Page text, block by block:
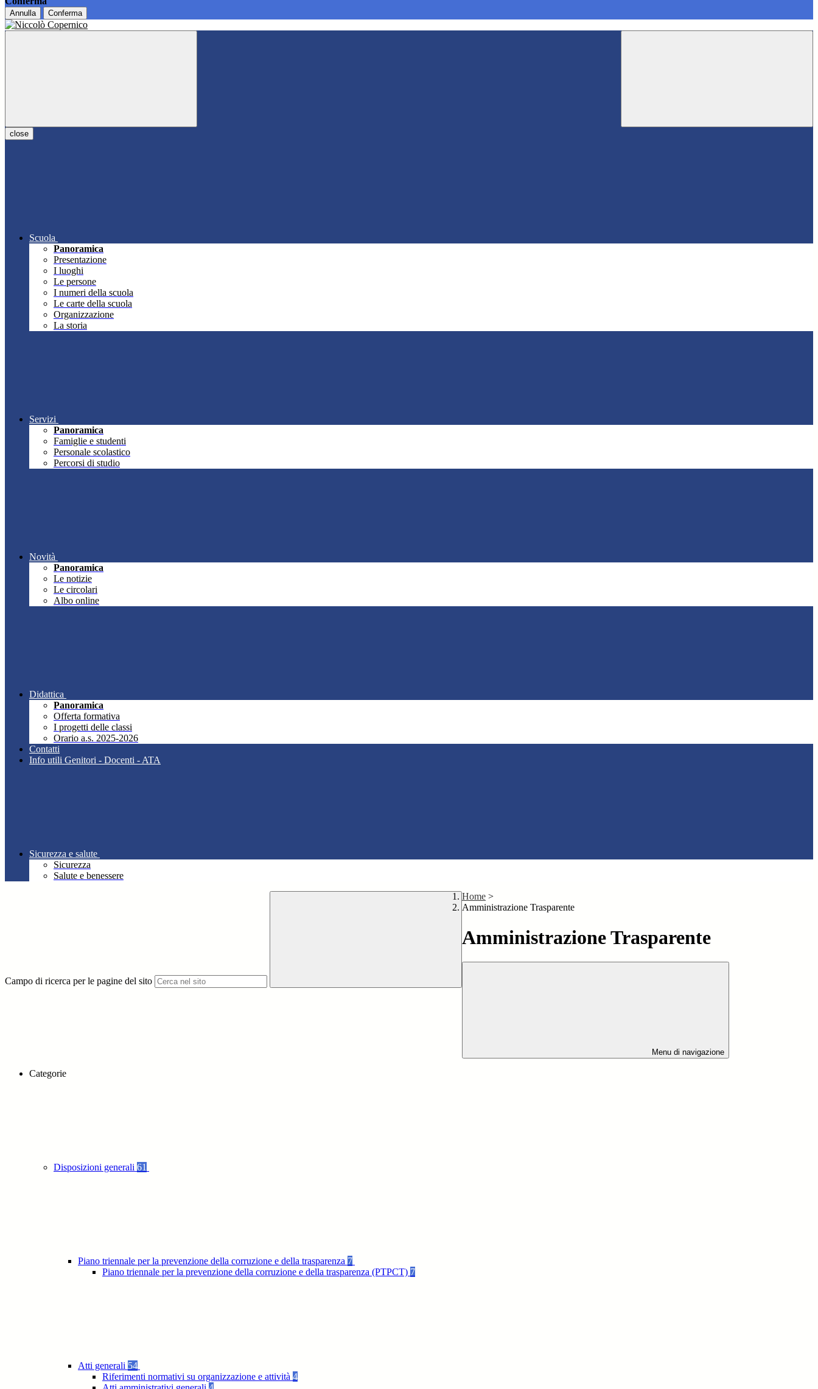
Annulla Conferma
close
Scuola
Panoramica
Presentazione
I luoghi
Le persone
I numeri della scuola
Le carte della scuola
Organizzazione
La storia
Servizi
Panoramica
Famiglie e studenti
Personale scolastico
Percorsi di studio
Novità
Panoramica
Le notizie
Le circolari
Albo online
Didattica
Panoramica
Offerta formativa
I progetti delle classi
Orario a.s. 2025-2026
Contatti
Info utili Genitori - Docenti - ATA
Sicurezza e salute
Sicurezza
Salute e benessere
Campo di ricerca per le pagine del sito
Home >
Amministrazione Trasparente
Amministrazione Trasparente
Menu di navigazione
Categorie
Disposizioni generali 61
Piano triennale per la prevenzione della corruzione e della trasparenza 7
Piano triennale per la prevenzione della corruzione e della trasparenza (PTPCT) 7
Atti generali 54
Riferimenti normativi su organizzazione e attività 4